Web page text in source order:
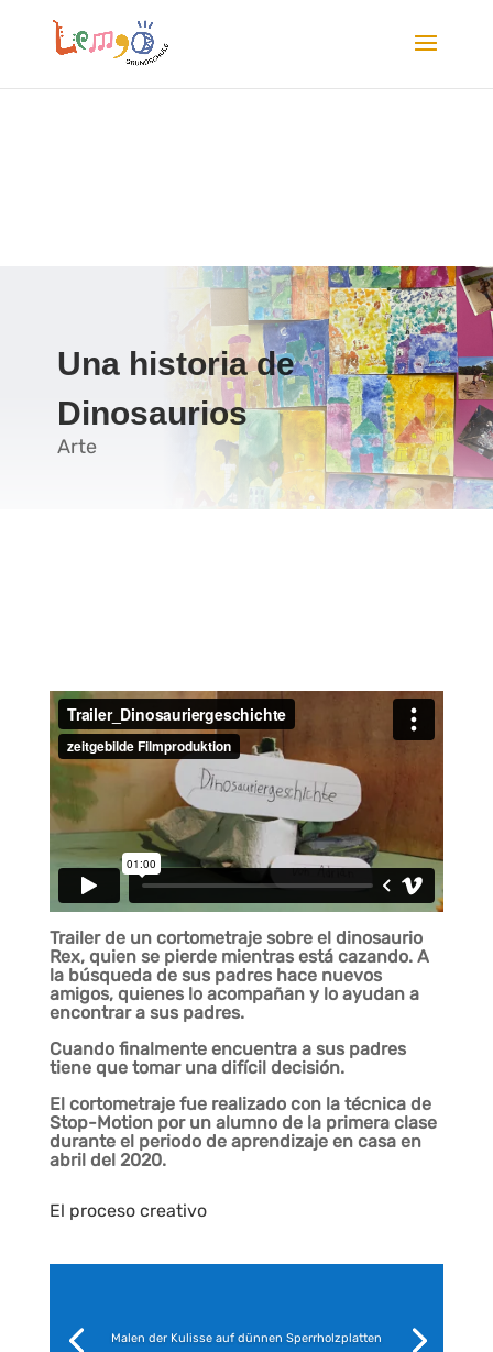
Una historia de
Dinosaurios
Arte
Trailer de un cortometraje sobre el dinosaurio
Rex, quien se pierde mientras está cazando. A
la búsqueda de sus padres hace nuevos
amigos, quienes lo acompañan y lo ayudan a
encontrar a sus padres.
Cuando finalmente encuentra a sus padres
tiene que tomar una difícil decisión.
El cortometraje fue realizado con la técnica de
Stop-Motion por un alumno de la primera clase
durante el periodo de aprendizaje en casa en
abril del 2020.
El proceso creativo
Malen der Kulisse auf dünnen Sperrholzplatten